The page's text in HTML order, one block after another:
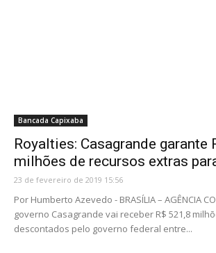
Bancada Capixaba
Royalties: Casagrande garante
milhões de recursos extras
23 de fevereiro de 2019 15:56
Por Humberto Azevedo - BRASÍLIA – AGÊNCIA
governo Casagrande vai receber R$ 521,8
descontados pelo governo federal entre...